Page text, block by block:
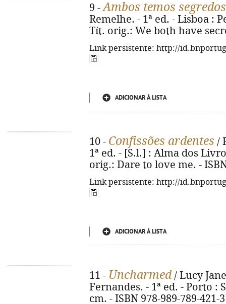
9 -Ambos temos segredos
Remelhe. - 1ª ed. - Lisboa :
Tít. orig.: We both have
Link persistente: http://
ADICIONAR À LISTA
10 - Confissões ardentes /
1ª ed. - [S.l.] : Alma dos
orig.: Dare to love me. -
Link persistente: http://
ADICIONAR À LISTA
11 - Uncharmed / Lucy
Fernandes. - 1ª ed. - Porto :
cm. - ISBN 978-989-789-421-3